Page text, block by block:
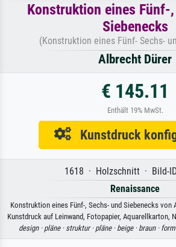
Konstruktion eines Fünf-
Siebenecks
(Konstruktion eines Fünf- Sechs-
Albrecht Dürer
€ 145.11
Enthält 19% MwSt.
Kunstdruck
1618 · Holzschnitt · Bild-
Renaissance
Konstruktion eines Fünf-, Sechs- und Siebenecks von
Kunstdruck auf Leinwand, Fotopapier, Aquarellkarton,
design · pläne · struktur · pläne · beige · braun ·